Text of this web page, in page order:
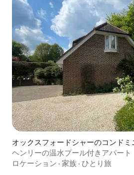
オックスフォードシャーのコンドミ
ヘンリーの温水プール付きアパート
ロケーション · 家族 · ひとり旅